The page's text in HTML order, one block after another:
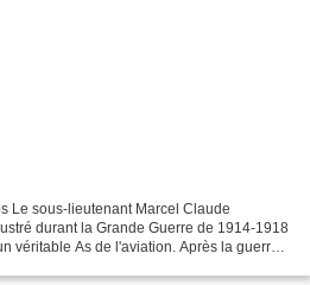
Le sous-lieutenant Marcel Claude
durant la Grande Guerre de 1914-1918
véritable As de l'aviation. Après la guerre il